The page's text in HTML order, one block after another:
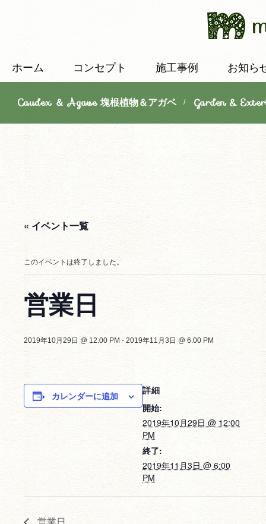
ホーム コンセプト 施工事例 お知ら
Caudex ＆ Agave 塊根植物＆アガベ/Garden &
« イベント一覧
このイベントは終了しました。
営業日
2019年10月29日 @ 12:00 PM - 2019年11月3日 @ 6:00 PM
カレンダーに追加
詳細
開始:
2019年10月29日 @ 12:00
PM
終了:
2019年11月3日 @ 6:00
PM
営業日